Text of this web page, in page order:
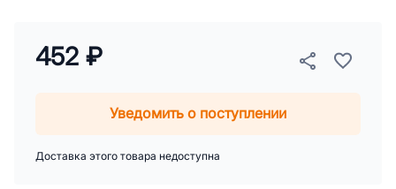
452 ₽
Уведомить о поступлении
Доставка этого товара недоступна